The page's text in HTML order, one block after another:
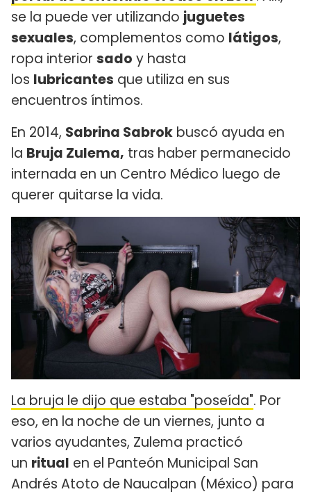
se la puede ver utilizando juguetes
sexuales, complementos como látigos,
ropa interior sado y hasta
los lubricantes que utiliza en sus
encuentros íntimos.
En 2014, Sabrina Sabrok buscó ayuda en
la Bruja Zulema, tras haber permanecido
internada en un Centro Médico luego de
querer quitarse la vida.
La bruja le dijo que estaba "poseída". Por
eso, en la noche de un viernes, junto a
varios ayudantes, Zulema practicó
un ritual en el Panteón Municipal San
Andrés Atoto de Naucalpan (México) para